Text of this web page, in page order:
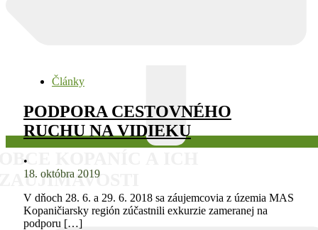
KOPANÍC A ICH
Články
PODPORA CESTOVNÉHO
RUCHU NA VIDIEKU
•
18. októbra 2019
V dňoch 28. 6. a 29. 6. 2018 sa záujemcovia z územia MAS
Kopaničiarsky región zúčastnili exkurzie zameranej na
podporu […]